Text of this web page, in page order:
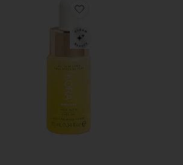
Favorite МАСЛО ДЛЯ ЛИЦА